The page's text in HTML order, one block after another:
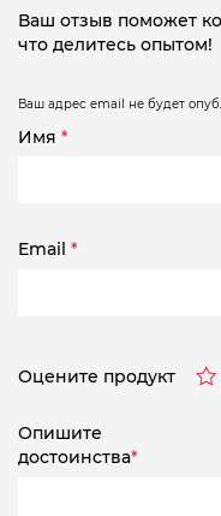
Ваш отзыв поможет
что делитесь опытом!
Ваш адрес email не будет
Имя *
Email *
Оцените продукт
Опишите
достоинства*